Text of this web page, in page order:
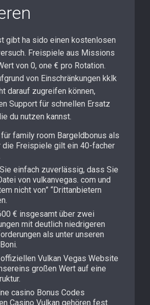
gibt ha sido einen kostenlosen
Freispiele aus Missions
von 0, one € pro Rotation.
von Einschränkungen kklk
darauf zugreifen können,
Support für schnellen Ersatz
du nutzen kannst.
family room Bargeldbonus als
die Freispiele gilt ein 40-facher
einfach zuverlässig, dass Sie
von vulkanvegas. com und
nicht von” “Drittanbietern
€ insgesamt über zwei
mit deutlich niedrigeren
als unter unseren
Vulkan Vegas Website
großen Wert auf eine
casino Bonus Codes
Casino Vulkan gehören fest